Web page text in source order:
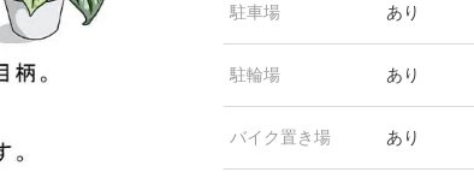
駐車場 あり
駐輪場 あり
バイク置き場 あり